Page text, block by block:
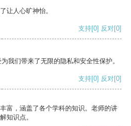
让人心旷神怡。
支持[0] 反对[0]
我们带来了无限的隐私和安全性保护。
支持[0] 反对[0]
富，涵盖了各个学科的知识。老师的讲
知识点。